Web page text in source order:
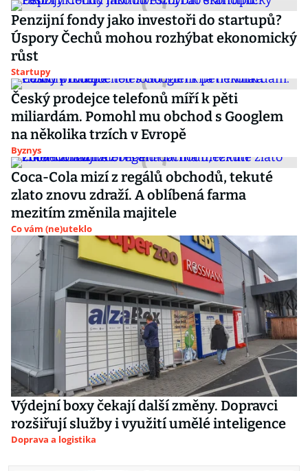
Penzijní fondy jako investoři do startupů?
Úspory Čechů mohou rozhýbat ekonomický
růst
Startupy
Český prodejce telefonů míří k pěti
miliardám. Pomohl mu obchod s Googlem
na několika trzích v Evropě
Byznys
Coca-Cola mizí z regálů obchodů, tekuté
zlato znovu zdraží. A oblíbená farma
mezitím změnila majitele
Co vám (ne)uteklo
Výdejní boxy čekají další změny. Dopravci
rozšiřují služby i využití umělé inteligence
Doprava a logistika